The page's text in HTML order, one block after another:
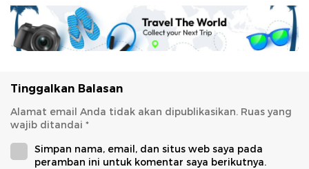
Tinggalkan Balasan
Alamat email Anda tidak akan dipublikasikan. Ruas yang
wajib ditandai *
Simpan nama, email, dan situs web saya pada
peramban ini untuk komentar saya berikutnya.